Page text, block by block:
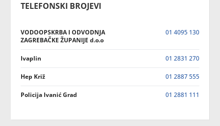
TELEFONSKI BROJEVI
VODOOPSKRBA I ODVODNJA
ZAGREBAČKE ŽUPANIJE d.o.o
01 4095 130
Ivaplin 01 2831 270
Hep Križ 01 2887 555
Policija Ivanić Grad 01 2881 111